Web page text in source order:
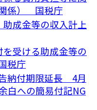
係） 国税庁
成金等の収入計上
受ける助成金等の
税庁
納付期限延長 4月
白への簡易付記NG